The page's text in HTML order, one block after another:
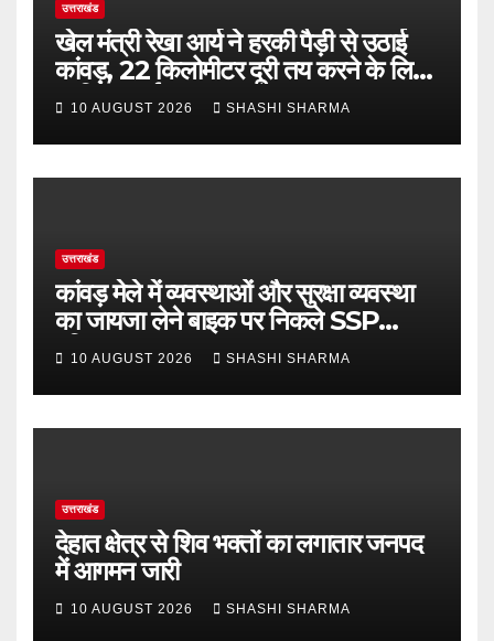
उत्तराखंड
खेल मंत्री रेखा आर्य ने हरकी पैड़ी से उठाई
कांवड़, 22 किलोमीटर दूरी तय करने के लिए
ऋषिकेश हुई रवाना
10 AUGUST 2026 SHASHI SHARMA
उत्तराखंड
कांवड़ मेले में व्यवस्थाओं और सुरक्षा व्यवस्था
का जायजा लेने बाइक पर निकले SSP
हरिद्वार
10 AUGUST 2026 SHASHI SHARMA
उत्तराखंड
देहात क्षेत्र से शिव भक्तों का लगातार जनपद
में आगमन जारी
10 AUGUST 2026 SHASHI SHARMA